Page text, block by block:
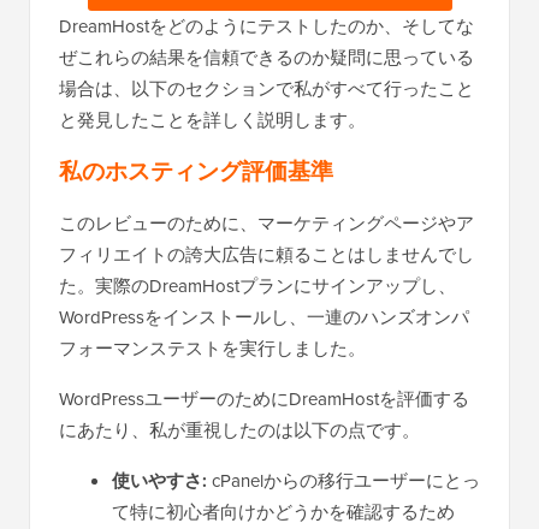
DreamHostをどのようにテストしたのか、そしてな
ぜこれらの結果を信頼できるのか疑問に思っている
場合は、以下のセクションで私がすべて行ったこと
と発見したことを詳しく説明します。
私のホスティング評価基準
このレビューのために、マーケティングページやア
フィリエイトの誇大広告に頼ることはしませんでし
た。実際のDreamHostプランにサインアップし、
WordPressをインストールし、一連のハンズオンパ
フォーマンステストを実行しました。
WordPressユーザーのためにDreamHostを評価する
にあたり、私が重視したのは以下の点です。
使いやすさ: cPanelからの移行ユーザーにとっ
て特に初心者向けかどうかを確認するため